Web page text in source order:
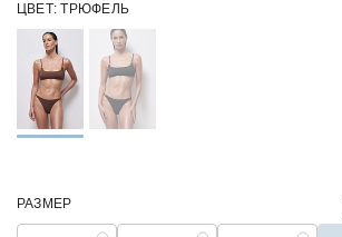
ЦВЕТ:ТРЮФЕЛЬ
РАЗМЕР